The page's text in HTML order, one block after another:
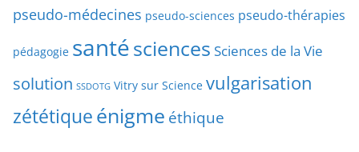
c
l
e
pseudo-médecines pseudo-sciences pseudo-thérapies
pédagogie santésciences Sciences de la Vie
solution SSDOTG Vitry sur Science vulgarisation
zététiqueénigme éthique